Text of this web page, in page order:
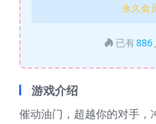
永久会
已有886
游戏介绍
催动油门，超越你的对手，